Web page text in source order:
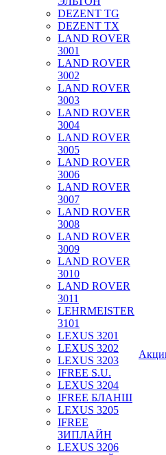
DEZENT TG
DEZENT TX
LAND ROVER
3001
LAND ROVER
3002
LAND ROVER
3003
LAND ROVER
3004
LAND ROVER
3005
LAND ROVER
3006
LAND ROVER
3007
LAND ROVER
3008
LAND ROVER
3009
LAND ROVER
3010
LAND ROVER
3011
LEHRMEISTER
3101
LEXUS 3201
LEXUS 3202
LEXUS 3203
IFREE S.U.
LEXUS 3204
IFREE БЛАНШ
LEXUS 3205
IFREE
ЗИПЛАЙН
LEXUS 3206